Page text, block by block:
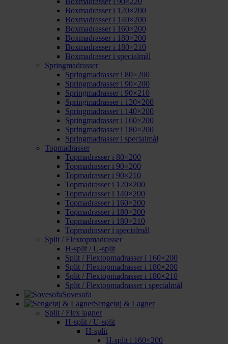
Boxmadrasser i 120×200
Boxmadrasser i 140×200
Boxmadrasser i 160×200
Boxmadrasser i 180×200
Boxmadrasser i 180×210
Boxmadrasser i specialmål
Springmadrasser
Springmadrasser i 80×200
Springmadrasser i 90×200
Springmadrasser i 90×210
Springmadrasser i 120×200
Springmadrasser i 140×200
Springmadrasser i 160×200
Springmadrasser i 180×200
Springmadrasser i specialmål
Topmadrasser
Topmadrasser i 80×200
Topmadrasser i 90×200
Topmadrasser i 90×210
Topmadrasser i 120×200
Topmadrasser i 140×200
Topmadrasser i 160×200
Topmadrasser i 180×200
Topmadrasser i 180×210
Topmadrasser i specialmål
Split / Flextopmadrasser
H-split / U-split
Split / Flextopmadrasser i 160×200
Split / Flextopmadrasser i 180×200
Split / Flextopmadrasser i 180×210
Split / Flextopmadrasser i specialmål
Sovesofa
Sengetøj & Lagner
Split / Flex lagner
H-split / U-split
H-split
H-split i 160×200